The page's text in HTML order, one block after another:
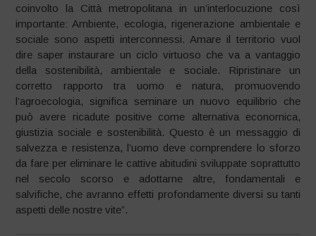
coinvolto la Città metropolitana in un’interlocuzione così
importante: Ambiente, ecologia, rigenerazione ambientale e
sociale sono aspetti interconnessi. Amare il territorio vuol
dire saper instaurare un ciclo virtuoso che va a vantaggio
della sostenibilità, ambientale e sociale. Ripristinare un
corretto rapporto tra uomo e natura, promuovendo
l’agroecologia, significa seminare un nuovo equilibrio che
può avere ricadute positive come alternativa economica,
giustizia sociale e sostenibilità. Questo è un messaggio di
salvezza e resistenza, l’uomo deve comprendere lo sforzo
da fare per eliminare le cattive abitudini sviluppate soprattutto
nel secolo scorso e adottarne altre, fondamentali e
salvifiche, che avranno effetti profondamente diversi su tanti
aspetti delle nostre vite”.